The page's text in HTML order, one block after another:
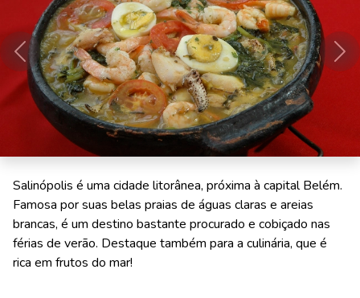
Anterior
Salinópolis é uma cidade litorânea, próxima à capital Belém.
Famosa por suas belas praias de águas claras e areias
brancas, é um destino bastante procurado e cobiçado nas
férias de verão. Destaque também para a culinária, que é
rica em frutos do mar!